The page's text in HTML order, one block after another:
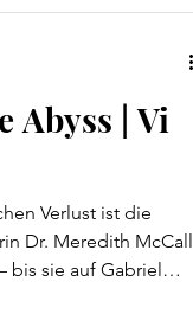
Abyss | Vi
Verlust ist die
Dr. Meredith McCall
bis sie auf Gabriel